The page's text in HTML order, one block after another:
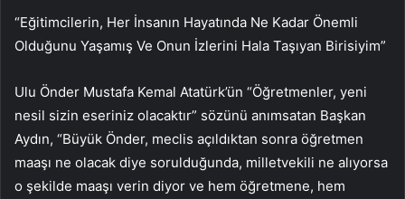
“Eğitimcilerin, Her İnsanın Hayatında Ne Kadar Önemli
Olduğunu Yaşamış Ve Onun İzlerini Hala Taşıyan Birisiyim”
Ulu Önder Mustafa Kemal Atatürk’ün “Öğretmenler, yeni
nesil sizin eseriniz olacaktır” sözünü anımsatan Başkan
Aydın, “Büyük Önder, meclis açıldıktan sonra öğretmen
maaşı ne olacak diye sorulduğunda, milletvekili ne alıyorsa
o şekilde maaşı verin diyor ve hem öğretmene, hem